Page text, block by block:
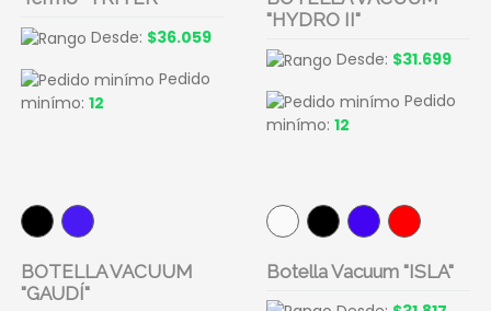
Desde: $36.059
Pedido
minímo: 12
"HYDRO II"
Desde: $31.699
Pedido
minímo: 12
BOTELLA VACUUM
"GAUDÍ"
Botella Vacuum "ISLA"